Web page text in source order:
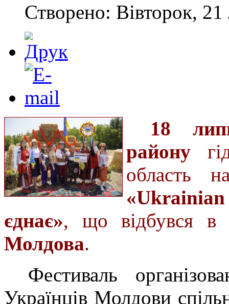
Створено: Вівторок,
18
району
область
єднає», що відбувся
Молдова.
Фестиваль
Українців Молдови